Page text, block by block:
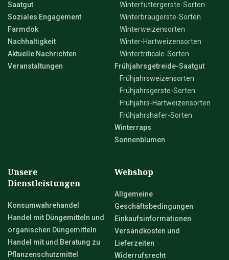
Saatgut
Soziales Engagement
Farmdok
Nachhaltigkeit
Aktuelle Nachrichten
Veranstaltungen
Winterfuttergerste-Sorten
Winterbraugerste-Sorten
Winterweizensorten
Winter-Hartweizensorten
Wintertriticale-Sorten
Frühjahrsgetreide-Saatgut
Frühjahrsweizensorten
Frühjahrsgerste-Sorten
Frühjahrs-Hartweizensorten
Frühjahrshafer-Sorten
Winterraps
Sonnenblumen
Unsere
Dienstleistungen
Konsumwahrehandel
Handel mit Düngemitteln und
organischen Düngemitteln
Handel mit und Beratung zu
Pflanzenschutzmittel
Webshop
Allgemeine
Geschäftsbedingungen
Einkaufsinformationen
Versandkosten und
Lieferzeiten
Widerrufsrecht